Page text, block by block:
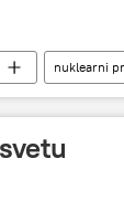
nuklearni